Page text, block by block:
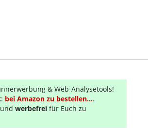
& Web-Analysetools!
bei Amazon zu bestellen....
und werbefrei für Euch zu